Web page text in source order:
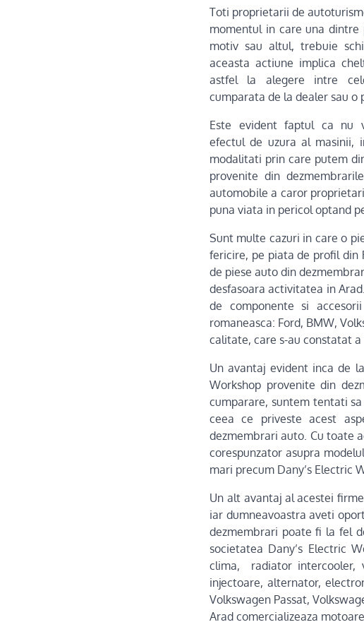
Toti proprietarii de
momentul in care una dintre
motiv sau altul, trebuie
aceasta actiune implica
astfel la alegere intre
cumparata de la dealer sau o
Este evident faptul ca nu
efectul de uzura al masinii,
modalitati prin care putem
provenite din
automobile a caror
puna viata in pericol optand
Sunt multe cazuri in care o
fericire, pe piata de profil din
de piese auto din
desfasoara activitatea in
de componente si
romaneasca: Ford, BMW,
calitate, care s-au constatat
Un avantaj evident inca de
Workshop provenite din
cumparare, suntem tentati
ceea ce priveste acest
dezmembrari auto. Cu toate
corespunzator asupra
mari precum Dany’s Electric
Un alt avantaj al acestei
iar dumneavoastra aveti
dezmembrari poate fi la fel
societatea Dany’s Electric
clima, radiator intercooler,
injectoare, alternator,
‎Volkswagen Passat,
Arad comercializeaza